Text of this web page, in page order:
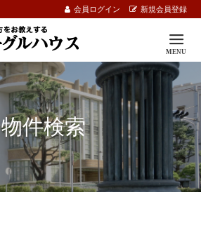
会員ログイン 新規会員登録
物件検索